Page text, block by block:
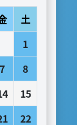
土
1
7
8
15
22